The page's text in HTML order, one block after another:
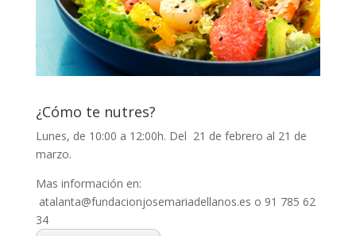
¿Cómo te nutres?
Lunes, de 10:00 a 12:00h. Del 21 de febrero al 21 de
marzo.
Mas información en:
atalanta@fundacionjosemariadellanos.es o 91 785 62
34